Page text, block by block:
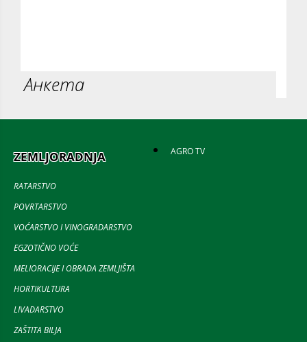
Анкета
ZEMLJORADNJA
RATARSTVO
POVRTARSTVO
VOĆARSTVO I VINOGRADARSTVO
EGZOTIČNO VOĆE
MELIORACIJE I OBRADA ZEMLJIŠTA
HORTIKULTURA
LIVADARSTVO
ZAŠTITA BILJA
AGRO TV